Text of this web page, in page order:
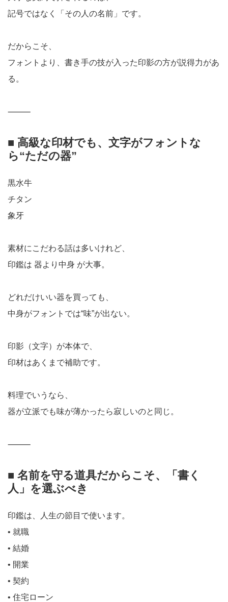
記号ではなく「その人の名前」です。
だからこそ、
フォントより、書き手の技が入った印影の方が説得力があ
る。
⸻
■ 高級な印材でも、文字がフォントな
ら“ただの器”
黒水牛
チタン
象牙
素材にこだわる話は多いけれど、
印鑑は 器より中身 が大事。
どれだけいい器を買っても、
中身がフォントでは“味”が出ない。
印影（文字）が本体で、
印材はあくまで補助です。
料理でいうなら、
器が立派でも味が薄かったら寂しいのと同じ。
⸻
■ 名前を守る道具だからこそ、「書く
人」を選ぶべき
印鑑は、人生の節目で使います。
• 就職
• 結婚
• 開業
• 契約
• 住宅ローン